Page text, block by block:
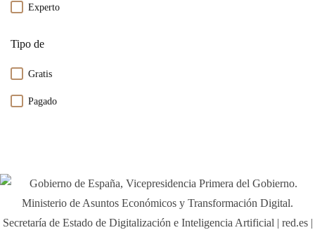
Experto
Tipo de
Gratis
Pagado